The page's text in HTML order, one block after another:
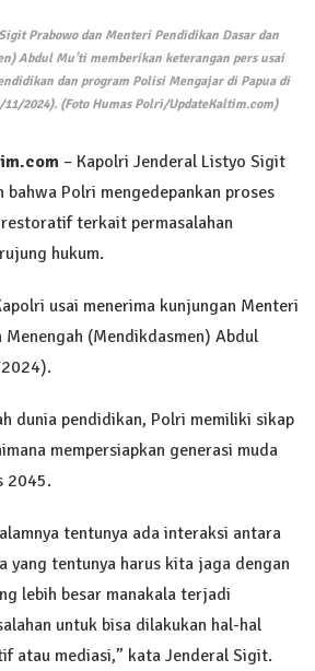
Prabowo dan Menteri Pendidikan Dasar dan
Abdul Mu’ti memberikan keterangan pers usai
dan program Polisi Mengajar di Papua di
2024). (Foto Humas Polri/UpdateKaltim.com)
– Kapolri Jenderal Listyo Sigit
bahwa Polri mengedepankan proses
terkait permasalahan
hukum.
usai menerima kunjungan Menteri
Menengah (Mendikdasmen) Abdul
dunia pendidikan, Polri memiliki sikap
mempersiapkan generasi muda
2045.
tentunya ada interaksi antara
yang tentunya harus kita jaga dengan
lebih besar manakala terjadi
untuk bisa dilakukan hal-hal
atau mediasi,” kata Jenderal Sigit.